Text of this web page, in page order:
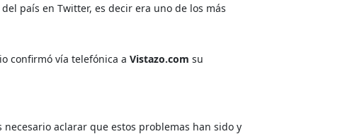
país en Twitter, es decir era uno de los más
confirmó vía telefónica a Vistazo.com su
aclarar que estos problemas han sido y